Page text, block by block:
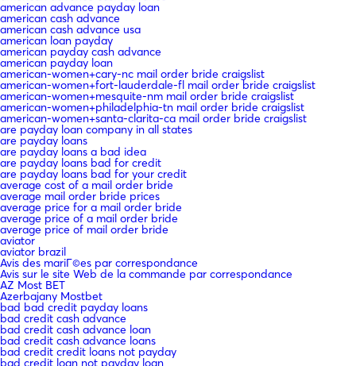
american advance payday loan
american cash advance
american cash advance usa
american loan payday
american payday cash advance
american payday loan
american-women+cary-nc mail order bride craigslist
american-women+fort-lauderdale-fl mail order bride craigslist
american-women+mesquite-nm mail order bride craigslist
american-women+philadelphia-tn mail order bride craigslist
american-women+santa-clarita-ca mail order bride craigslist
are payday loan company in all states
are payday loans
are payday loans a bad idea
are payday loans bad for credit
are payday loans bad for your credit
average cost of a mail order bride
average mail order bride prices
average price for a mail order bride
average price of a mail order bride
average price of mail order bride
aviator
aviator brazil
Avis des mariГ©es par correspondance
Avis sur le site Web de la commande par correspondance
AZ Most BET
Azerbajany Mostbet
bad bad credit payday loans
bad credit cash advance
bad credit cash advance loan
bad credit cash advance loans
bad credit credit loans not payday
bad credit loan not payday loan